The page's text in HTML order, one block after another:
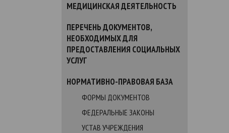
МЕДИЦИНСКАЯ ДЕЯТЕЛЬНОСТЬ
ПЕРЕЧЕНЬ ДОКУМЕНТОВ,
НЕОБХОДИМЫХ ДЛЯ
ПРЕДОСТАВЛЕНИЯ СОЦИАЛЬНЫХ
УСЛУГ
НОРМАТИВНО-ПРАВОВАЯ БАЗА
ФОРМЫ ДОКУМЕНТОВ
ФЕДЕРАЛЬНЫЕ ЗАКОНЫ
УСТАВ УЧРЕЖДЕНИЯ